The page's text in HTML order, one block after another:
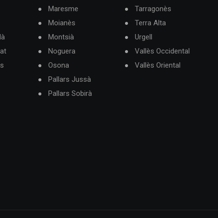
Maresme
Moianès
Montsià
Noguera
Osona
Pallars Jussà
Pallars Sobirà
Tarragonès
Terra Alta
Urgell
Vallès Occidental
Vallès Oriental